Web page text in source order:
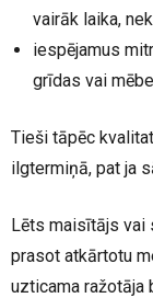
vairāk laika,
iespējamus
grīdas vai
Tieši tāpēc
ilgtermiņā, pat ja
Lēts maisītājs vai
prasot atkārtotu
uzticama ražotāja